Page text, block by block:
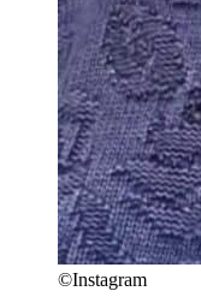
©Instagram